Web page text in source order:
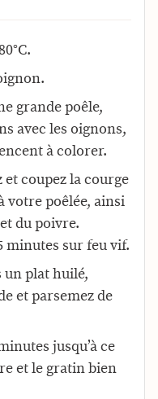
grande poêle,
avec les oignons,
à colorer.
coupez la courge
votre poêlée, ainsi
du poivre.
minutes sur feu vif.
un plat huilé,
et parsemez de
jusqu’à ce
et le gratin bien